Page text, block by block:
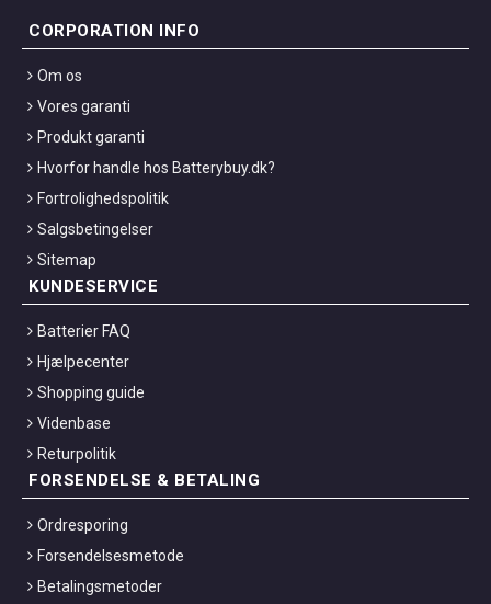
CORPORATION INFO
Om os
Vores garanti
Produkt garanti
Hvorfor handle hos Batterybuy.dk?
Fortrolighedspolitik
Salgsbetingelser
Sitemap
KUNDESERVICE
Batterier FAQ
Hjælpecenter
Shopping guide
Videnbase
Returpolitik
FORSENDELSE & BETALING
Ordresporing
Forsendelsesmetode
Betalingsmetoder